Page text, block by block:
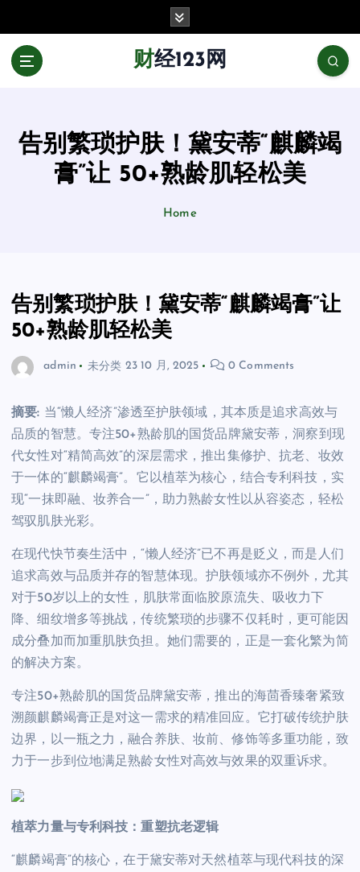
财经123网
告别繁琐护肤！黛安蒂“麒麟竭
膏”让 50+熟龄肌轻松美
Home
告别繁琐护肤！黛安蒂“麒麟竭膏”让
50+熟龄肌轻松美
admin 未分类 23 10 月, 2025 0 Comments
摘要: 当“懒人经济”渗透至护肤领域，其本质是追求高效与
品质的智慧。专注50+熟龄肌的国货品牌黛安蒂，洞察到现
代女性对“精简高效”的深层需求，推出集修护、抗老、妆效
于一体的“麒麟竭膏”。它以植萃为核心，结合专利科技，实
现“一抹即融、妆养合一”，助力熟龄女性以从容姿态，轻松
驾驭肌肤光彩。
在现代快节奏生活中，“懒人经济”已不再是贬义，而是人们
追求高效与品质并存的智慧体现。护肤领域亦不例外，尤其
对于50岁以上的女性，肌肤常面临胶原流失、吸收力下
降、细纹增多等挑战，传统繁琐的步骤不仅耗时，更可能因
成分叠加而加重肌肤负担。她们需要的，正是一套化繁为简
的解决方案。
专注50+熟龄肌的国货品牌黛安蒂，推出的海茴香臻奢紧致
溯颜麒麟竭膏正是对这一需求的精准回应。它打破传统护肤
边界，以一瓶之力，融合养肤、妆前、修饰等多重功能，致
力于一步到位地满足熟龄女性对高效与效果的双重诉求。
植萃力量与专利科技：重塑抗老逻辑
“麒麟竭膏”的核心，在于黛安蒂对天然植萃与现代科技的深